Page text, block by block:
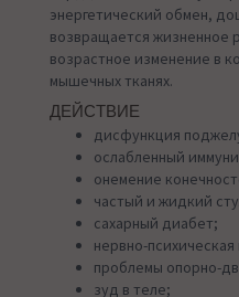
энергетический обмен,
возвращается жизненное
возрастное изменение в
мышечных тканях.
ДЕЙСТВИЕ
дисфункция
ослабленный
онемение
частый и жидкий
сахарный диабет;
нервно-
проблемы опорно-
зуд в теле;